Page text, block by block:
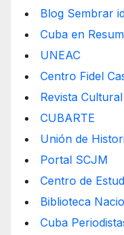
Blog Sembrar
Cuba en
UNEAC
Centro Fidel
Revista
CUBARTE
Unión de
Portal SCJM
Centro de
Biblioteca
Cuba